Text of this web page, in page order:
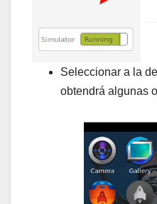
Seleccionar a la
obtendrá algunas